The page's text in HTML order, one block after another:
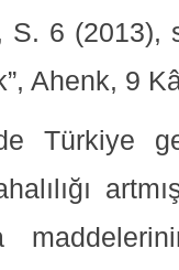
6 (2013),
Ahenk, 9
Türkiye